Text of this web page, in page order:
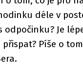
déle v
odpočinku? Je
přispat? Píše o